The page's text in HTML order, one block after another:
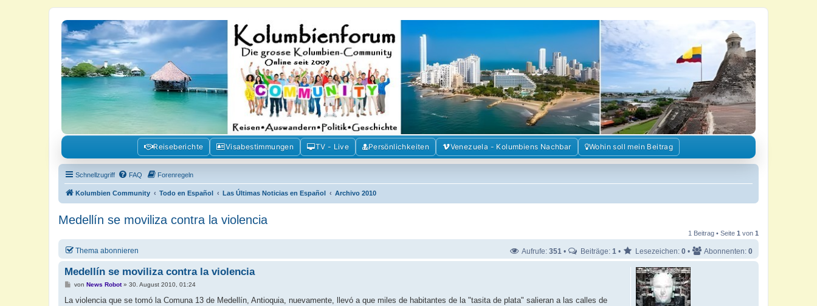
Kolumbienforum - Das grosse Forum der Freunde Kolumbiens
Reisen, Auswandern, Kultur, Politik, Geschichte und Visum in Kolumbien und Venezuela. Austausch, Erfahrungen und Gemeinschaft im Kolumbienforum
Reiseberichte Visabestimmungen TV - Live Persönlichkeiten Venezuela - Kolumbiens Nachbar Wohin soll mein Beitrag
Schnellzugriff FAQ Forenregeln
Kolumbien Community Todo en Español Las Últimas Noticias en Español Archivo 2010
Medellín se moviliza contra la violencia
1 Beitrag • Seite 1 von 1
Thema abonnieren Aufrufe: 351 • Beiträge: 1 • Lesezeichen: 0 • Abonnenten: 0
Medellín se moviliza contra la violencia
B
i
von News Robot» 30. August 2010, 01:24
La violencia que se tomó la Comuna 13 de Medellín, Antioquia, nuevamente, llevó a que miles de habitantes de la "tasita de plata" salieran a las calles de